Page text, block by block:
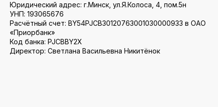
Юридический адрес: г.Минск, ул.Я.Колоса, 4, пом.5н
УНП: 193065676
Расчётный счет: BY54PJCB30120763001030000933 в ОАО
«Приорбанк»
Код банка: PJCBBY2X
Директор: Светлана Васильевна Никитёнок